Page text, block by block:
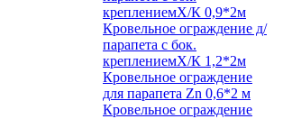
креплениемХ/К 0,9*2м
Кровельное ограждение д/
парапета с бок.
креплениемХ/К 1,2*2м
Кровельное ограждение
для парапета Zn 0,6*2 м
Кровельное ограждение